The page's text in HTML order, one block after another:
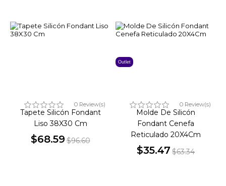
0 Review(s)
Tapete Silicón Fondant
Liso 38X30 Cm
$68.59$96.60
Outlet
0 Review(s)
Molde De Silicón
Fondant Cenefa
Reticulado 20X4Cm
$35.47 $63.34